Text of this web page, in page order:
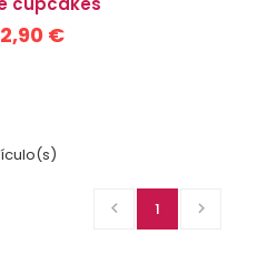
€
 1 